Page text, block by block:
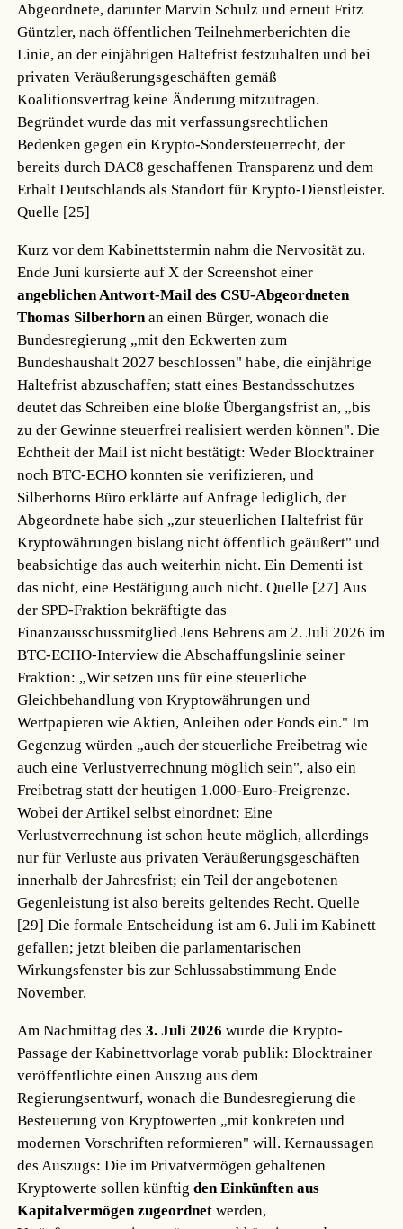
Abgeordnete, darunter Marvin Schulz und erneut Fritz
Güntzler, nach öffentlichen Teilnehmerberichten die
Linie, an der einjährigen Haltefrist festzuhalten und bei
privaten Veräußerungsgeschäften gemäß
Koalitionsvertrag keine Änderung mitzutragen.
Begründet wurde das mit verfassungsrechtlichen
Bedenken gegen ein Krypto-Sondersteuerrecht, der
bereits durch DAC8 geschaffenen Transparenz und dem
Erhalt Deutschlands als Standort für Krypto-Dienstleister.
Quelle [25]
Kurz vor dem Kabinettstermin nahm die Nervosität zu.
Ende Juni kursierte auf X der Screenshot einer
angeblichen Antwort-Mail des CSU-Abgeordneten
Thomas Silberhornan einen Bürger, wonach die
Bundesregierung „mit den Eckwerten zum
Bundeshaushalt 2027 beschlossen" habe, die einjährige
Haltefrist abzuschaffen; statt eines Bestandsschutzes
deutet das Schreiben eine bloße Übergangsfrist an, „bis
zu der Gewinne steuerfrei realisiert werden können". Die
Echtheit der Mail ist nicht bestätigt: Weder Blocktrainer
noch BTC-ECHO konnten sie verifizieren, und
Silberhorns Büro erklärte auf Anfrage lediglich, der
Abgeordnete habe sich „zur steuerlichen Haltefrist für
Kryptowährungen bislang nicht öffentlich geäußert" und
beabsichtige das auch weiterhin nicht. Ein Dementi ist
das nicht, eine Bestätigung auch nicht.Quelle [27] Aus
der SPD-Fraktion bekräftigte das
Finanzausschussmitglied Jens Behrens am 2. Juli 2026 im
BTC-ECHO-Interview die Abschaffungslinie seiner
Fraktion: „Wir setzen uns für eine steuerliche
Gleichbehandlung von Kryptowährungen und
Wertpapieren wie Aktien, Anleihen oder Fonds ein." Im
Gegenzug würden „auch der steuerliche Freibetrag wie
auch eine Verlustverrechnung möglich sein", also ein
Freibetrag statt der heutigen 1.000-Euro-Freigrenze.
Wobei der Artikel selbst einordnet: Eine
Verlustverrechnung ist schon heute möglich, allerdings
nur für Verluste aus privaten Veräußerungsgeschäften
innerhalb der Jahresfrist; ein Teil der angebotenen
Gegenleistung ist also bereits geltendes Recht.Quelle
[29] Die formale Entscheidung ist am 6. Juli im Kabinett
gefallen; jetzt bleiben die parlamentarischen
Wirkungsfenster bis zur Schlussabstimmung Ende
November.
Am Nachmittag des3. Juli 2026 wurde die Krypto-
Passage der Kabinettvorlage vorab publik: Blocktrainer
veröffentlichte einen Auszug aus dem
Regierungsentwurf, wonach die Bundesregierung die
Besteuerung von Kryptowerten „mit konkreten und
modernen Vorschriften reformieren" will. Kernaussagen
des Auszugs: Die im Privatvermögen gehaltenen
Kryptowerte sollen künftigden Einkünften aus
Kapitalvermögen zugeordnet werden,